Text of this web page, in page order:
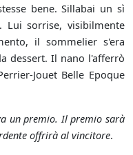
bene. Sillabai un sì
Lui sorrise, visibilmente
il sommelier s'era
dessert. Il nano l'afferrò
Jouet Belle Epoque
un premio. Il premio sarà
offrirà al vincitore.